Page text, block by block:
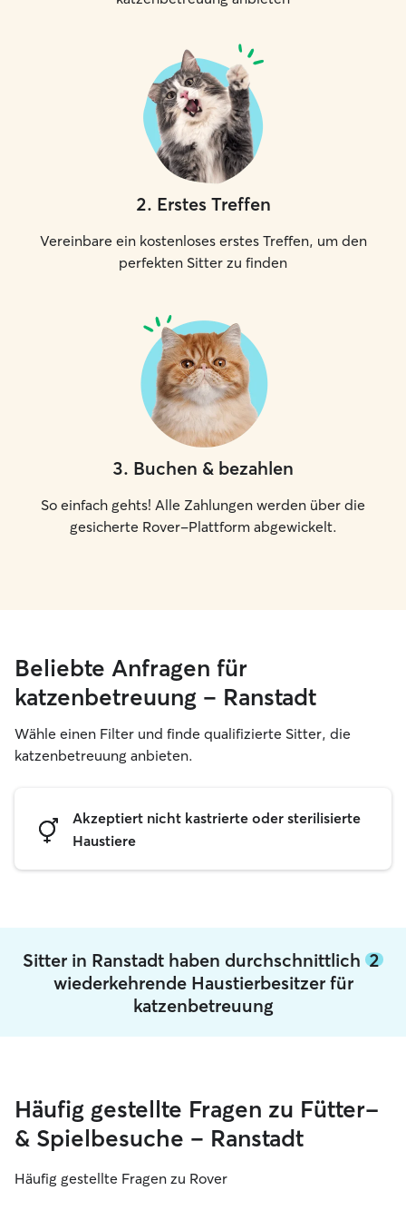
2. Erstes Treffen
Vereinbare ein kostenloses erstes Treffen, um den
perfekten Sitter zu finden
3. Buchen & bezahlen
So einfach gehts! Alle Zahlungen werden über die
gesicherte Rover-Plattform abgewickelt.
Beliebte Anfragen für
katzenbetreuung – Ranstadt
Wähle einen Filter und finde qualifizierte Sitter, die
katzenbetreuung anbieten.
Akzeptiert nicht kastrierte oder sterilisierte
Haustiere
Sitter in Ranstadt haben durchschnittlich 2
wiederkehrende Haustierbesitzer für
katzenbetreuung
Häufig gestellte Fragen zu Fütter-
& Spielbesuche – Ranstadt
Häufig gestellte Fragen zu Rover